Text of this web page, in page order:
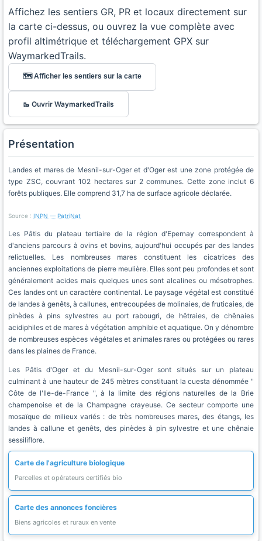
Affichez les sentiers GR, PR et locaux directement sur
la carte ci-dessus, ou ouvrez la vue complète avec
profil altimétrique et téléchargement GPX sur
WaymarkedTrails.
🗺️ Afficher les sentiers sur la carte
🥾 Ouvrir WaymarkedTrails
Présentation
Landes et mares de Mesnil-sur-Oger et d'Oger est une zone protégée de
type ZSC, couvrant 102 hectares sur 2 communes. Cette zone inclut 6
forêts publiques. Elle comprend 31,7 ha de surface agricole déclarée.
Source : INPN — PatriNat
Les Pâtis du plateau tertiaire de la région d'Epernay correspondent à
d'anciens parcours à ovins et bovins, aujourd'hui occupés par des landes
relictuelles. Les nombreuses mares constituent les cicatrices des
anciennes exploitations de pierre meulière. Elles sont peu profondes et sont
généralement acides mais quelques unes sont alcalines ou mésotrophes.
Ces landes ont un caractère continental. Le paysage végétal est constitué
de landes à genêts, à callunes, entrecoupées de molinaies, de fruticaies, de
pinèdes à pins sylvestres au port rabougri, de hêtraies, de chênaies
acidiphiles et de mares à végétation amphibie et aquatique. On y dénombre
de nombreuses espèces végétales et animales rares ou protégées ou rares
dans les plaines de France.
Les Pâtis d'Oger et du Mesnil-sur-Oger sont situés sur un plateau
culminant à une hauteur de 245 mètres constituant la cuesta dénommée "
Côte de l'Ile-de-France ", à la limite des régions naturelles de la Brie
champenoise et de la Champagne crayeuse. Ce secteur comporte une
mosaïque de milieux variés : de très nombreuses mares, des étangs, les
landes à callune et genêts, des pinèdes à pin sylvestre et une chênaie
sessiliflore.
Carte de l'agriculture biologique
Parcelles et opérateurs certifiés bio
Carte des annonces foncières
Biens agricoles et ruraux en vente